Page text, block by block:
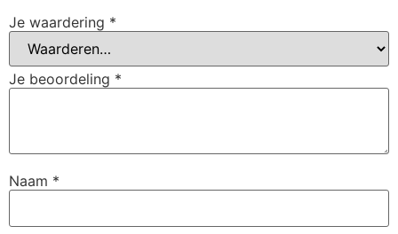
Je waardering *
Je beoordeling *
Naam *